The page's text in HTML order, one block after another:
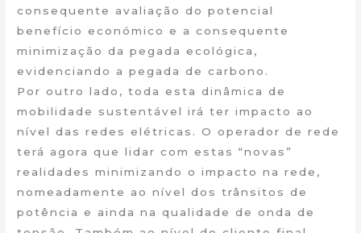
consequente avaliação do potencial
benefício económico e a consequente
minimização da pegada ecológica,
evidenciando a pegada de carbono.
Por outro lado, toda esta dinâmica de
mobilidade sustentável irá ter impacto ao
nível das redes elétricas. O operador de rede
terá agora que lidar com estas “novas”
realidades minimizando o impacto na rede,
nomeadamente ao nível dos trânsitos de
potência e ainda na qualidade de onda de